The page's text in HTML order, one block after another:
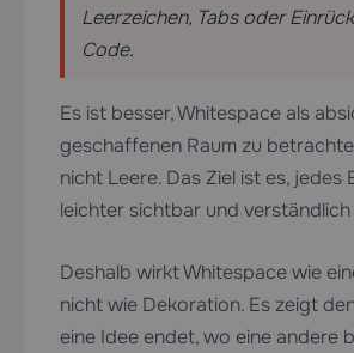
Leerzeichen, Tabs oder
Code.
Es ist besser, Whitespace als
geschaffenen Raum zu
nicht Leere. Das Ziel ist es, jedes
leichter sichtbar und verständlich
Deshalb wirkt Whitespace wie
nicht wie Dekoration. Es zeigt
eine Idee endet, wo eine andere